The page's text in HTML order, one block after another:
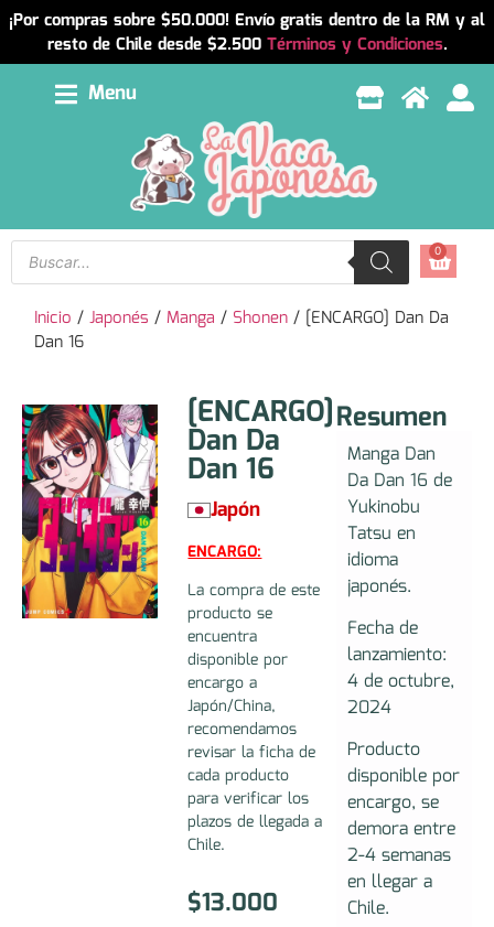
¡Por compras sobre $50.000! Envío gratis dentro de la RM y al
resto de Chile desde $2.500 Términos y Condiciones.
Menu
0
Inicio /Japonés /Manga / Shonen / [ENCARGO] Dan Da
Dan 16
[ENCARGO]
Dan Da
Dan 16
Japón
ENCARGO:
La compra de este
producto se
encuentra
disponible por
encargo a
Japón/China,
recomendamos
revisar la ficha de
cada producto
para verificar los
plazos de llegada a
Chile.
$13.000
Resumen
Manga Dan
Da Dan 16 de
Yukinobu
Tatsu en
idioma
japonés.
Fecha de
lanzamiento:
4 de octubre,
2024
Producto
disponible por
encargo, se
demora entre
2-4 semanas
en llegar a
Chile.